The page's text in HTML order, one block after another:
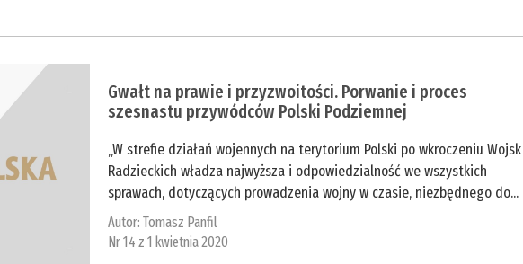
Gwałt na prawie i przyzwoitości. Porwanie i proces
szesnastu przywódców Polski Podziemnej
„W strefie działań wojennych na terytorium Polski po wkroczeniu Wojsk
Radzieckich władza najwyższa i odpowiedzialność we wszystkich
sprawach, dotyczących prowadzenia wojny w czasie, niezbędnego do...
Autor:Tomasz Panfil
Nr 14 z 1 kwietnia 2020